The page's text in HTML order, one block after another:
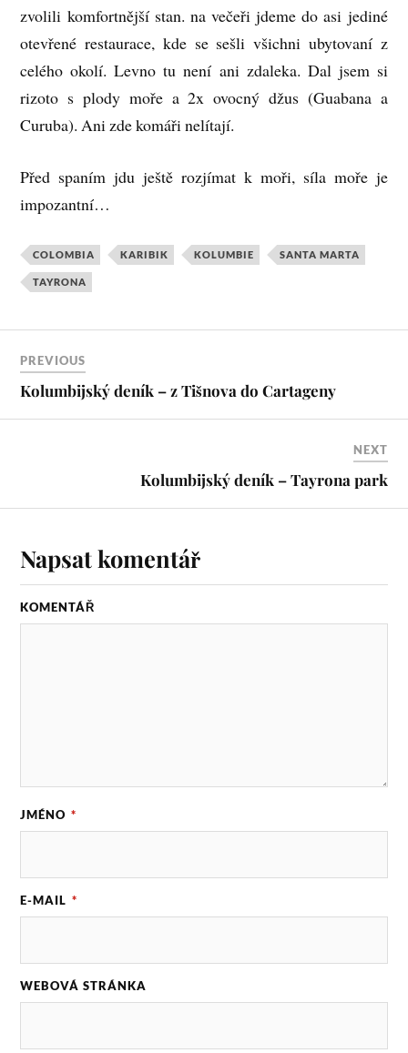
zvolili komfortnější stan. na večeři jdeme do asi jediné
otevřené restaurace, kde se sešli všichni ubytovaní z
celého okolí. Levno tu není ani zdaleka. Dal jsem si
rizoto s plody moře a 2x ovocný džus (Guabana a
Curuba). Ani zde komáři nelítají.
Před spaním jdu ještě rozjímat k moři, síla moře je
impozantní…
COLOMBIA KARIBIK KOLUMBIE SANTA MARTA
TAYRONA
PREVIOUS
Kolumbijský deník – z Tišnova do Cartageny
NEXT
Kolumbijský deník – Tayrona park
Napsat komentář
KOMENTÁŘ
JMÉNO *
E-MAIL *
WEBOVÁ STRÁNKA